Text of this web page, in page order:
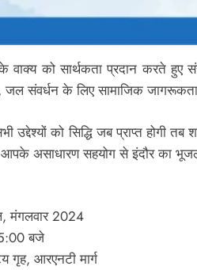
को सार्थकता प्रदान करते हुए
जल संवर्धन के लिए सामाजिक
उद्देश्यों को सिद्धि जब प्राप्त होगी
आपके असाधारण सहयोग से इंदौर का
मंगलवार 2024
बजे
गृह, आरएनटी मार्ग